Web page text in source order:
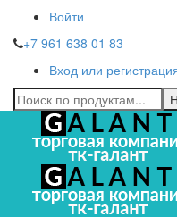
Войти
+7 961 638 01 83
Вход или